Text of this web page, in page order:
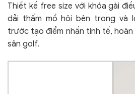
Thiết kế free size với khóa gài
dải thấm mồ hôi bên trong và
trước tạo điểm nhấn tinh tế,
sân golf.